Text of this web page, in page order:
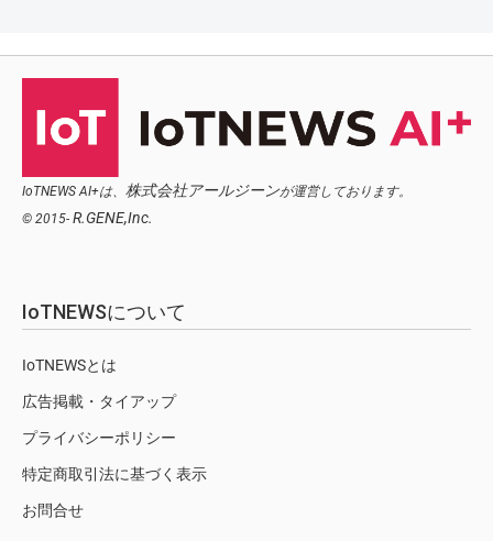
IoTNEWS AI+は、 株式会社アールジーンが運営しております。
© 2015- R.GENE,Inc.
IoTNEWSについて
IoTNEWSとは
広告掲載・タイアップ
プライバシーポリシー
特定商取引法に基づく表示
お問合せ